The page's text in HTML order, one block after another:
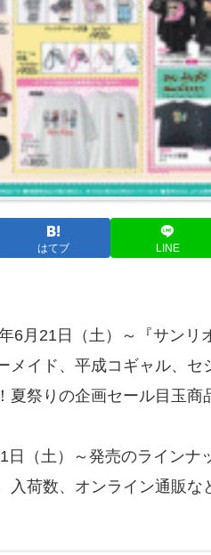
はてブ LINE
6月21日（土）～『サンリ
メイド、平成コギャル、
祭りの企画セール目玉商
日（土）～発売のラインナ
荷数、オンライン通販な